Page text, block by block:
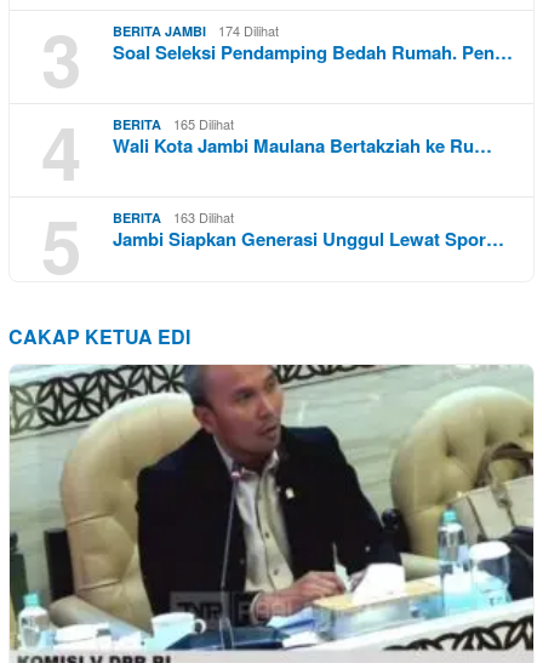
3 BERITA JAMBI 174 Dilihat
Soal Seleksi Pendamping Bedah Rumah. Pen…
4 BERITA 165 Dilihat
Wali Kota Jambi Maulana Bertakziah ke Ru…
5 BERITA 163 Dilihat
Jambi Siapkan Generasi Unggul Lewat Spor…
CAKAP KETUA EDI